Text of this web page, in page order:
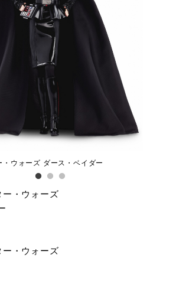
ウォーズ ダース・ベイダー
・ウォーズ
・ウォーズ